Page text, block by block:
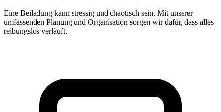
Eine Beiladung kann stressig und chaotisch sein. Mit unserer
umfassenden Planung und Organisation sorgen wir dafür, dass alles
reibungslos verläuft.